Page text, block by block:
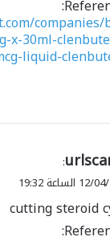
companies/
x-30ml-
liquid-
:
19:32
cutting steroid